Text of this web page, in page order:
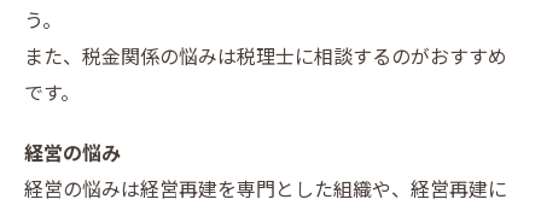
う。
また、税金関係の悩みは税理士に相談するのがおすすめ
です。
経営の悩み
経営の悩みは経営再建を専門とした組織や、経営再建に